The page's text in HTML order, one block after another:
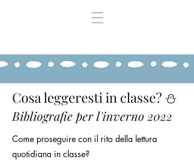
Cosa leggeresti in classe? ⛄️
Bibliografie per l'inverno 2022
Come proseguire con il rito della lettura
quotidiana in classe?